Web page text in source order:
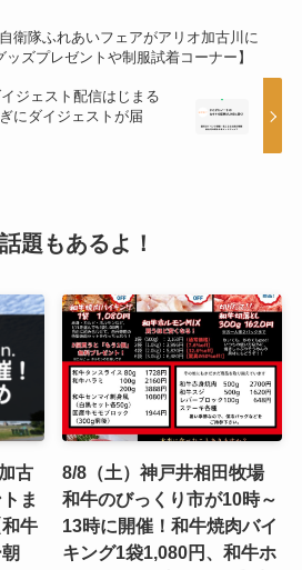
衛隊ふれあいフェアがアリオ加古川に
ッズプレゼントや制服試着コーナー】
ジェスト配信はじまる
にダイジェストが届
題もあるよ！
古
ま
牛
8/8（土）神戸井相田牧場
和牛のびっくり市が10時～
13時に開催！和牛焼肉バイ
キング1袋1,080円、和牛ホ